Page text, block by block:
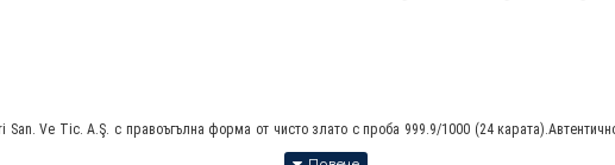
Ve Tic. A.Ş. с правоъгълна форма от чисто злато с проба 999.9/1000 (24